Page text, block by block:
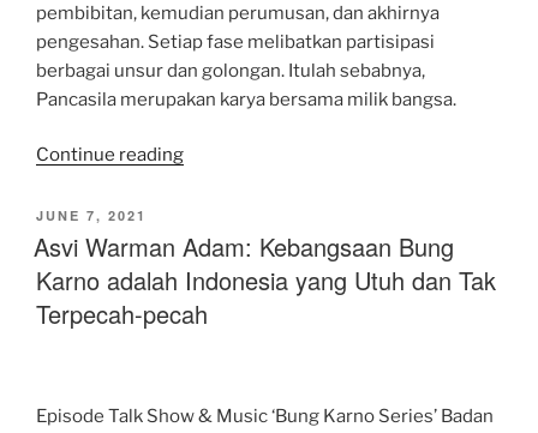
pembibitan, kemudian perumusan, dan akhirnya
pengesahan. Setiap fase melibatkan partisipasi
berbagai unsur dan golongan. Itulah sebabnya,
Pancasila merupakan karya bersama milik bangsa.
Continue reading“Desoekarnoisasi
Kubur
Peran
Karno
Pancasila”
POSTED
ON
JUNE 7, 2021
Asvi Warman Adam: Kebangsaan Bung
Karno adalah Indonesia yang Utuh dan Tak
Terpecah-pecah
Episode Talk Show & Music ‘Bung Karno Series’ Badan